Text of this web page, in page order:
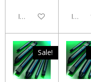
In den WarenkorbIn
Sale!